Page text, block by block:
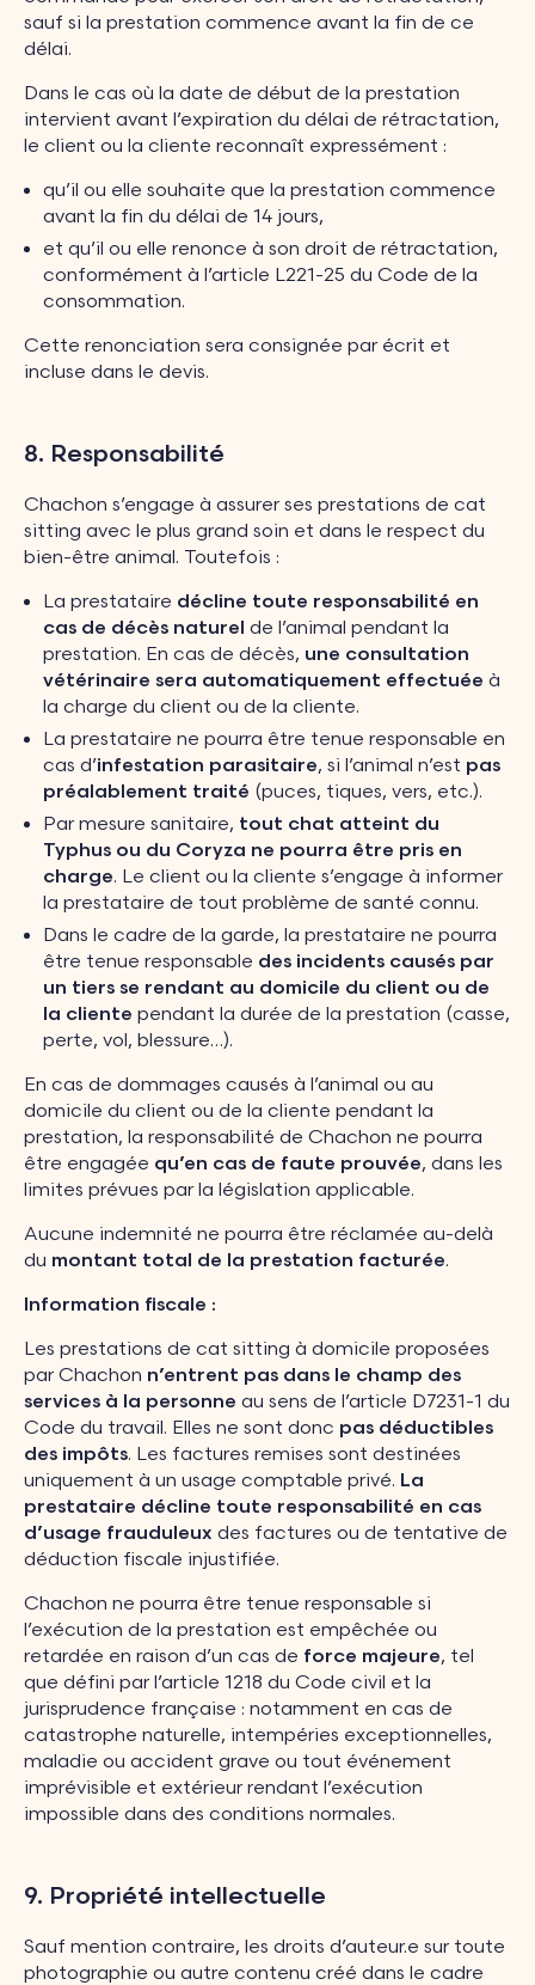
sauf si la prestation commence avant la fin de ce
délai.
Dans le cas où la date de début de la prestation
intervient avant l’expiration du délai de rétractation,
le client ou la cliente reconnaît expressément :
qu’il ou elle souhaite que la prestation commence
avant la fin du délai de 14 jours,
et qu’il ou elle renonce à son droit de rétractation,
conformément à l’article L221-25 du Code de la
consommation.
Cette renonciation sera consignée par écrit et
incluse dans le devis.
8. Responsabilité
Chachon s’engage à assurer ses prestations de cat
sitting avec le plus grand soin et dans le respect du
bien-être animal. Toutefois :
La prestataire décline toute responsabilité en
cas de décès naturel de l’animal pendant la
prestation. En cas de décès, une consultation
vétérinaire sera automatiquement effectuée à
la charge du client ou de la cliente.
La prestataire ne pourra être tenue responsable en
cas d’infestation parasitaire, si l’animal n’est pas
préalablement traité (puces, tiques, vers, etc.).
Par mesure sanitaire, tout chat atteint du
Typhus ou du Coryza ne pourra être pris en
charge. Le client ou la cliente s’engage à informer
la prestataire de tout problème de santé connu.
Dans le cadre de la garde, la prestataire ne pourra
être tenue responsable des incidents causés par
un tiers se rendant au domicile du client ou de
la cliente pendant la durée de la prestation (casse,
perte, vol, blessure…).
En cas de dommages causés à l’animal ou au
domicile du client ou de la cliente pendant la
prestation, la responsabilité de Chachon ne pourra
être engagée qu’en cas de faute prouvée, dans les
limites prévues par la législation applicable.
Aucune indemnité ne pourra être réclamée au-delà
du montant total de la prestation facturée.
Information fiscale :
Les prestations de cat sitting à domicile proposées
par Chachon n’entrent pas dans le champ des
services à la personne au sens de l’article D7231-1 du
Code du travail. Elles ne sont donc pas déductibles
des impôts. Les factures remises sont destinées
uniquement à un usage comptable privé. La
prestataire décline toute responsabilité en cas
d’usage frauduleux des factures ou de tentative de
déduction fiscale injustifiée.
Chachon ne pourra être tenue responsable si
l’exécution de la prestation est empêchée ou
retardée en raison d’un cas de force majeure, tel
que défini par l’article 1218 du Code civil et la
jurisprudence française : notamment en cas de
catastrophe naturelle, intempéries exceptionnelles,
maladie ou accident grave ou tout événement
imprévisible et extérieur rendant l’exécution
impossible dans des conditions normales.
9. Propriété intellectuelle
Sauf mention contraire, les droits d’auteur.e sur toute
photographie ou autre contenu créé dans le cadre